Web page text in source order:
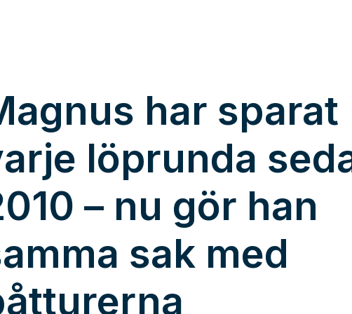
har sparat
löprunda
– nu gör han
sak med